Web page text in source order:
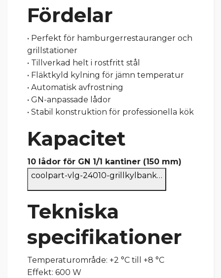
Fördelar
• Perfekt för hamburgerrestauranger och
grillstationer
• Tillverkad helt i rostfritt stål
• Fläktkyld kylning för jämn temperatur
• Automatisk avfrostning
• GN-anpassade lådor
• Stabil konstruktion för professionella kök
Kapacitet
10 lådor för GN 1/1 kantiner (150 mm)
coolpart-vlg-24010-grillkylbank…
Tekniska
specifikationer
Temperaturområde: +2 °C till +8 °C
Effekt: 600 W